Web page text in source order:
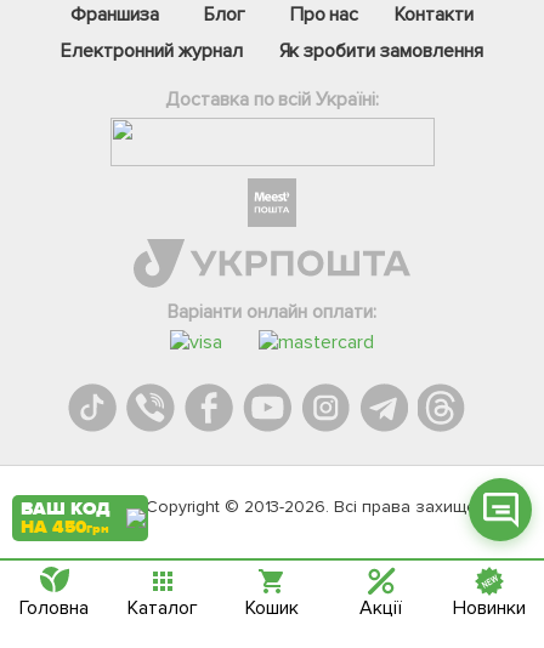
Франшиза Блог Про нас
Контакти
Електронний журнал
Як зробити замовлення
Доставка по всій Україні:
Варіанти онлайн оплати:
Agromarket.Copyright © 2013-2026. Всі права захищені
Телеграм
Вайбер
Онлайн чат
ВАШ КОД
НА 450грн
Головна Каталог Кошик Акції Новинки